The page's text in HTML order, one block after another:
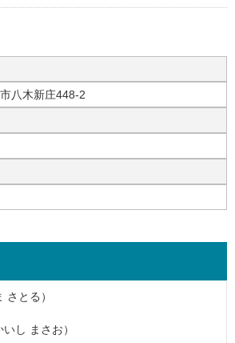
八木新庄448-2
とる）
し まさお）